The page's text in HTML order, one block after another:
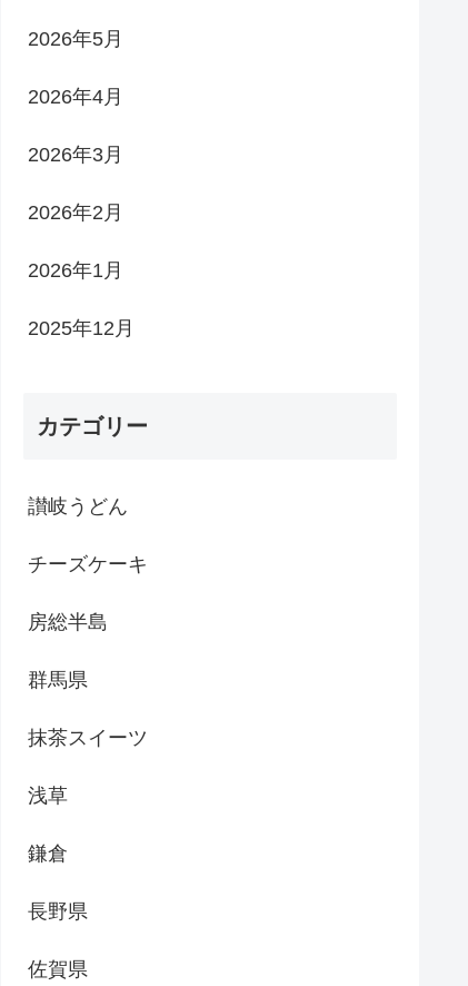
2026年5月
2026年4月
2026年3月
2026年2月
2026年1月
2025年12月
カテゴリー
讃岐うどん
チーズケーキ
房総半島
群馬県
抹茶スイーツ
浅草
鎌倉
長野県
佐賀県